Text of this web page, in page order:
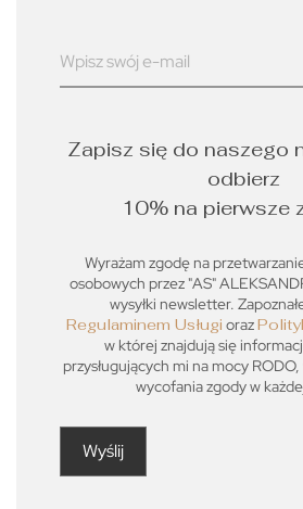
Zapisz się do naszego
odbierz
10% na pierwsze
Wyrażam zgodę na
osobowych przez "AS"
wysyłki newsletter.
Regulaminem Usługi oraz
w której znajdują się
przysługujących mi na mocy
wycofania zgody w